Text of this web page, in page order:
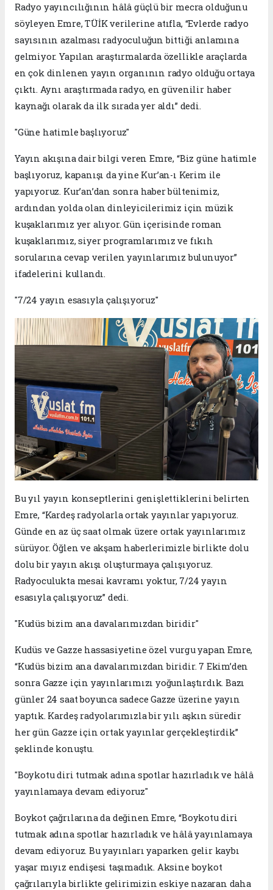
Radyo yayıncılığının hâlâ güçlü bir mecra olduğunu
söyleyen Emre, TÜİK verilerine atıfla, “Evlerde radyo
sayısının azalması radyoculuğun bittiği anlamına
gelmiyor. Yapılan araştırmalarda özellikle araçlarda
en çok dinlenen yayın organının radyo olduğu ortaya
çıktı. Aynı araştırmada radyo, en güvenilir haber
kaynağı olarak da ilk sırada yer aldı” dedi.
"Güne hatimle başlıyoruz"
Yayın akışına dair bilgi veren Emre, “Biz güne hatimle
başlıyoruz, kapanışı da yine Kur’an-ı Kerim ile
yapıyoruz. Kur’an’dan sonra haber bültenimiz,
ardından yolda olan dinleyicilerimiz için müzik
kuşaklarımız yer alıyor. Gün içerisinde roman
kuşaklarımız, siyer programlarımız ve fıkıh
sorularına cevap verilen yayınlarımız bulunuyor”
ifadelerini kullandı.
"7/24 yayın esasıyla çalışıyoruz"
Bu yıl yayın konseptlerini genişlettiklerini belirten
Emre, “Kardeş radyolarla ortak yayınlar yapıyoruz.
Günde en az üç saat olmak üzere ortak yayınlarımız
sürüyor. Öğlen ve akşam haberlerimizle birlikte dolu
dolu bir yayın akışı oluşturmaya çalışıyoruz.
Radyoculukta mesai kavramı yoktur, 7/24 yayın
esasıyla çalışıyoruz” dedi.
"Kudüs bizim ana davalarımızdan biridir"
Kudüs ve Gazze hassasiyetine özel vurgu yapan Emre,
“Kudüs bizim ana davalarımızdan biridir. 7 Ekim’den
sonra Gazze için yayınlarımızı yoğunlaştırdık. Bazı
günler 24 saat boyunca sadece Gazze üzerine yayın
yaptık. Kardeş radyolarımızla bir yılı aşkın süredir
her gün Gazze için ortak yayınlar gerçekleştirdik”
şeklinde konuştu.
"Boykotu diri tutmak adına spotlar hazırladık ve hâlâ
yayınlamaya devam ediyoruz"
Boykot çağrılarına da değinen Emre, “Boykotu diri
tutmak adına spotlar hazırladık ve hâlâ yayınlamaya
devam ediyoruz. Bu yayınları yaparken gelir kaybı
yaşar mıyız endişesi taşımadık. Aksine boykot
çağrılarıyla birlikte gelirimizin eskiye nazaran daha